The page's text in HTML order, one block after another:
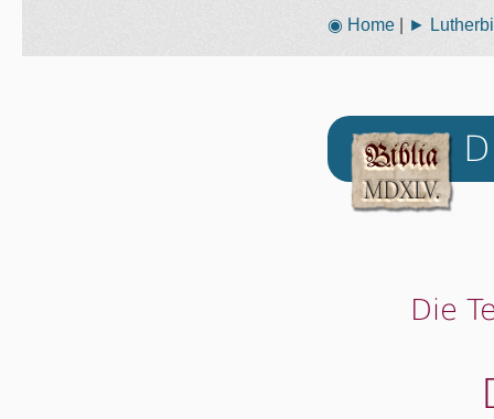
◉ Home| ►
Die